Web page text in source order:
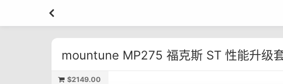
mountune MP275 福克斯 ST 性能升级套
$2149.00